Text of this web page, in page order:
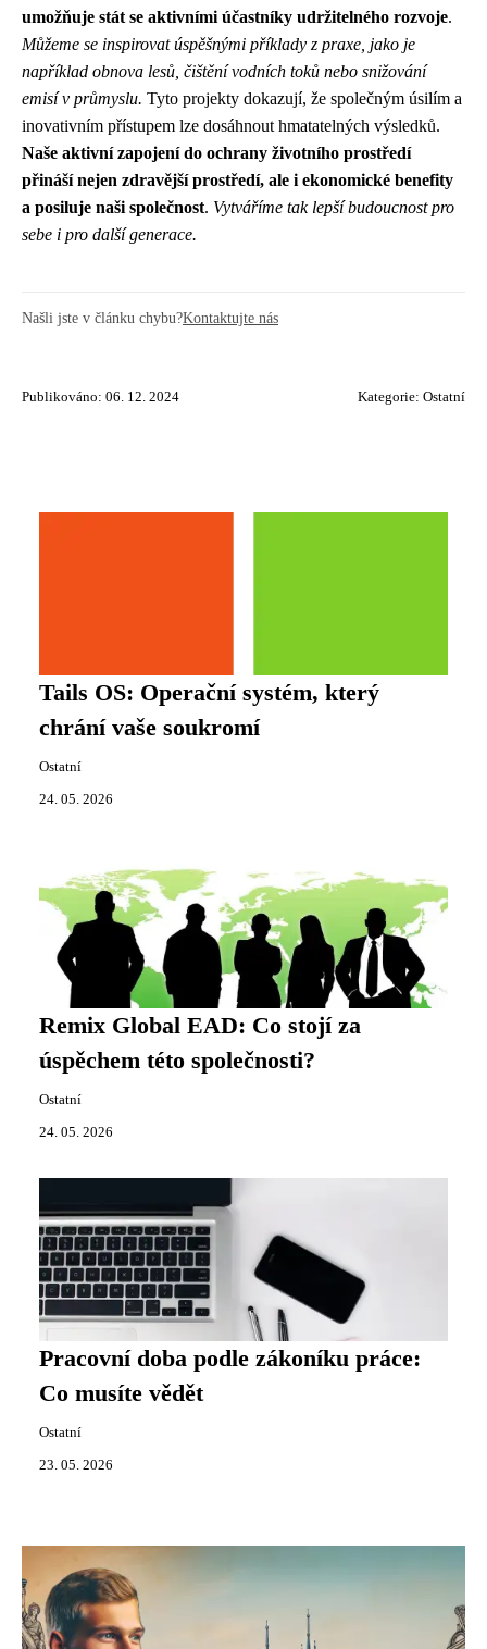
umožňuje stát se aktivními účastníky udržitelného rozvoje.
Můžeme se inspirovat úspěšnými příklady z praxe, jako je
například obnova lesů, čištění vodních toků nebo snižování
emisí v průmyslu. Tyto projekty dokazují, že společným úsilím a
inovativním přístupem lze dosáhnout hmatatelných výsledků.
Naše aktivní zapojení do ochrany životního prostředí
přináší nejen zdravější prostředí, ale i ekonomické benefity
a posiluje naši společnost. Vytváříme tak lepší budoucnost pro
sebe i pro další generace.
Našli jste v článku chybu?Kontaktujte nás
Publikováno: 06. 12. 2024 Kategorie: Ostatní
Tails OS: Operační systém, který
chrání vaše soukromí
Ostatní
24. 05. 2026
Remix Global EAD: Co stojí za
úspěchem této společnosti?
Ostatní
24. 05. 2026
Pracovní doba podle zákoníku práce:
Co musíte vědět
Ostatní
23. 05. 2026